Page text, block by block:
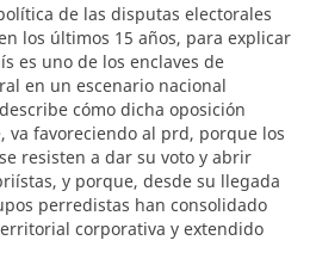
de las disputas electorales
los últimos 15 años, para explicar
es uno de los enclaves de
en un escenario nacional
cómo dicha oposición
va favoreciendo al prd, porque los
resisten a dar su voto y abrir
y porque, desde su llegada
perredistas han consolidado
corporativa y extendido